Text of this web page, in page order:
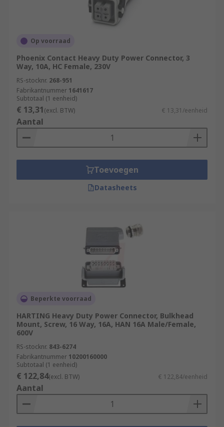
Op voorraad
Phoenix Contact Heavy Duty Power Connector, 3
Way, 10A, HC Female, 230V
RS-stocknr. 268-951
Fabrikantnummer 1641617
Subtotaal (1 eenheid)
€ 13,31(excl. BTW) € 13,31/eenheid
Aantal
Toevoegen
Datasheets
Beperkte voorraad
HARTING Heavy Duty Power Connector, Bulkhead
Mount, Screw, 16 Way, 16A, HAN 16A Male/Female,
600V
RS-stocknr. 843-6274
Fabrikantnummer 10200160000
Subtotaal (1 eenheid)
€ 122,84(excl. BTW) € 122,84/eenheid
Aantal